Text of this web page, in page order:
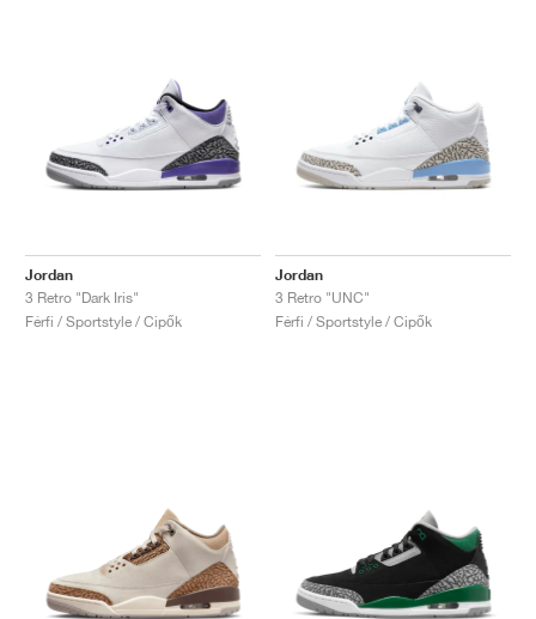
Jordan
3 Retro "Dark Iris"
Férfi / Sportstyle / Cipők
Jordan
3 Retro "UNC"
Férfi / Sportstyle / Cipők